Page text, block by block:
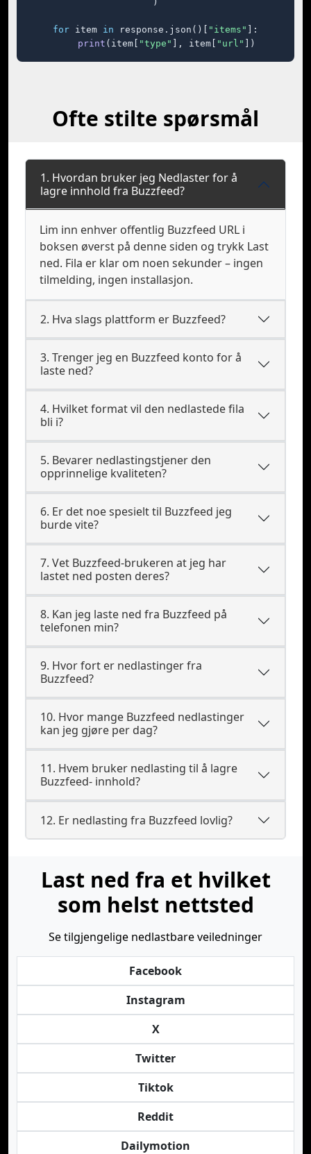
for item in response.json()[ "items"
]:
print (item[ "type" ], item[ "url" ])
Ofte stilte spørsmål
1. Hvordan bruker jeg Nedlaster for å
lagre innhold fra Buzzfeed?
Lim inn enhver offentlig Buzzfeed URL i
boksen øverst på denne siden og trykk Last
ned. Fila er klar om noen sekunder – ingen
tilmelding, ingen installasjon.
2. Hva slags plattform er Buzzfeed?
3. Trenger jeg en Buzzfeed konto for å
laste ned?
4. Hvilket format vil den nedlastede fila
bli i?
5. Bevarer nedlastingstjener den
opprinnelige kvaliteten?
6. Er det noe spesielt til Buzzfeed jeg
burde vite?
7. Vet Buzzfeed-brukeren at jeg har
lastet ned posten deres?
8. Kan jeg laste ned fra Buzzfeed på
telefonen min?
9. Hvor fort er nedlastinger fra
Buzzfeed?
10. Hvor mange Buzzfeed nedlastinger
kan jeg gjøre per dag?
11. Hvem bruker nedlasting til å lagre
Buzzfeed- innhold?
12. Er nedlasting fra Buzzfeed lovlig?
Last ned fra et hvilket
som helst nettsted
Se tilgjengelige nedlastbare veiledninger
Facebook
Instagram
X
Twitter
Tiktok
Reddit
Dailymotion